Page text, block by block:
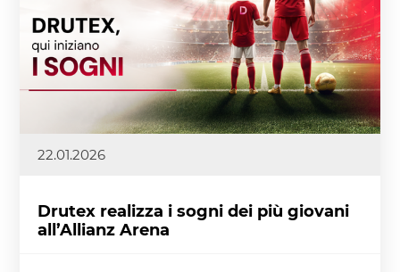
22.01.2026
Drutex realizza i sogni dei più giovani
all’Allianz Arena